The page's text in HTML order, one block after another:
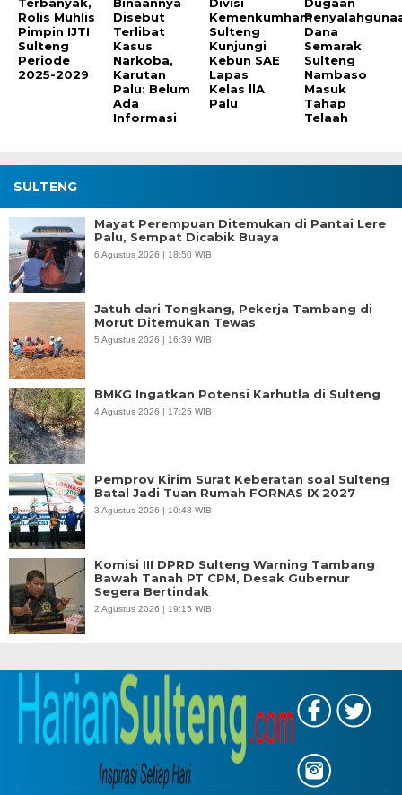
Rolis Muhlis
Pimpin IJTI
Sulteng
Periode
2025-2029
Disebut
Terlibat
Kasus
Narkoba,
Karutan
Palu: Belum
Ada
Informasi
Kemenkumham
Sulteng
Kunjungi
Kebun SAE
Lapas
Kelas llA
Palu
Dana
Semarak
Sulteng
Nambaso
Masuk
Tahap
Telaah
SULTENG
Mayat Perempuan Ditemukan di Pantai Lere
Palu, Sempat Dicabik Buaya
6 Agustus 2026 | 18:50 WIB
Jatuh dari Tongkang, Pekerja Tambang di
Morut Ditemukan Tewas
5 Agustus 2026 | 16:39 WIB
BMKG Ingatkan Potensi Karhutla di Sulteng
4 Agustus 2026 | 17:25 WIB
Pemprov Kirim Surat Keberatan soal Sulteng
Batal Jadi Tuan Rumah FORNAS IX 2027
3 Agustus 2026 | 10:48 WIB
Komisi III DPRD Sulteng Warning Tambang
Bawah Tanah PT CPM, Desak Gubernur
Segera Bertindak
2 Agustus 2026 | 19:15 WIB